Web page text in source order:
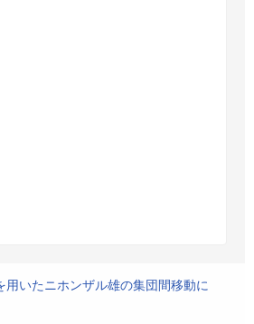
用いたニホンザル雄の集団間移動に